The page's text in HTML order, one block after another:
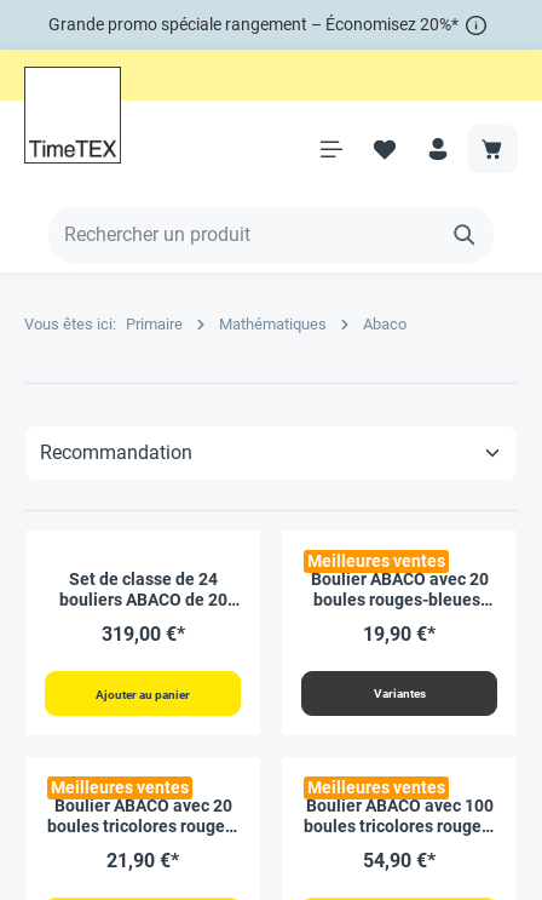
Grande promo spéciale rangement – Économisez 20%*
Vous êtes ici: Primaire Mathématiques Abaco
Set de classe de 24
bouliers ABACO de 20
imprimées des chiffres 1
319,00 €*
Ajouter au panier
Meilleures ventes
Boulier ABACO avec 20
boules rouges-bleues-
19,90 €*
Variantes
Meilleures ventes
Boulier ABACO avec 20
boules tricolores rouges-
21,90 €*
Meilleures ventes
Boulier ABACO avec 100
boules tricolores rouges-
54,90 €*